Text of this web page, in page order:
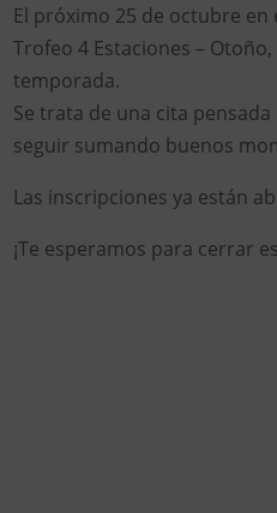
El próximo 25 de octubre en
Trofeo 4 Estaciones –
temporada.
Se trata de una cita
seguir sumando buenos
Las inscripciones ya están
¡Te esperamos para cerrar